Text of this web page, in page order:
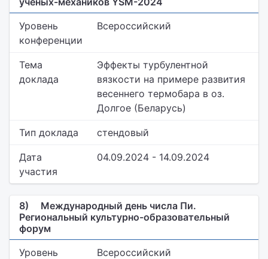
Уровень
конференции
Всероссийский
Тема
доклада
Эффекты турбулентной
вязкости на примере развития
весеннего термобара в оз.
Долгое (Беларусь)
Тип доклада стендовый
Дата
участия
04.09.2024 - 14.09.2024
8)
Международный день числа Пи.
Региональный культурно-образовательный
форум
Уровень
Всероссийский